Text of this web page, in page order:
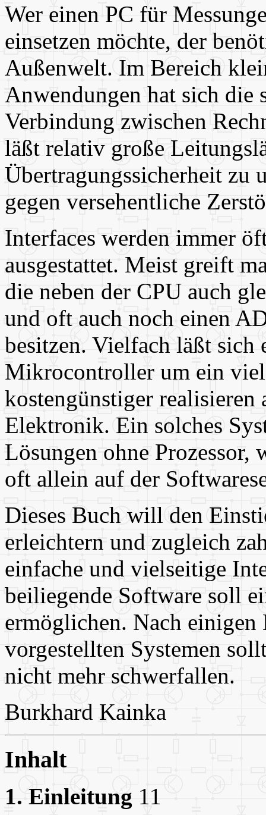
Wer einen PC für
einsetzen möchte, der
Außenwelt. Im Bereich
Anwendungen hat sich die
Verbindung zwischen
läßt relativ große
Übertragungssicherheit zu
gegen versehentliche
Interfaces werden immer
ausgestattet. Meist greift
die neben der CPU auch
und oft auch noch einen
besitzen. Vielfach läßt sich
Mikrocontroller um ein
kostengünstiger
Elektronik. Ein solches
Lösungen ohne
oft allein auf der
Dieses Buch will den
erleichtern und zugleich
einfache und vielseitige
beiliegende Software soll
ermöglichen. Nach
vorgestellten Systemen
nicht mehr schwerfallen.
Burkhard Kainka
Inhalt
1. Einleitung 11